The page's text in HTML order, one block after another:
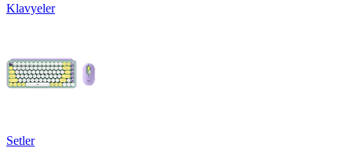
Klavyeler
Setler